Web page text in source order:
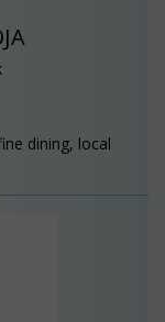
dining, local